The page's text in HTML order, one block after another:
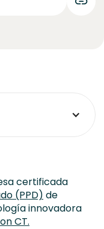
certificada
(PPD) de
innovadora
CT.